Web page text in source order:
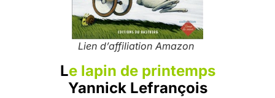
Lien d’affiliation Amazon
Le lapin de printemps
Yannick Lefrançois